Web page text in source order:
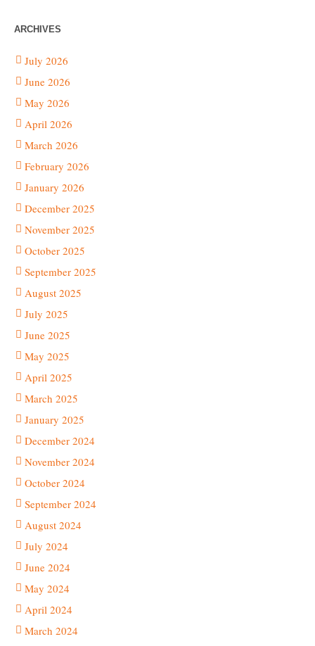
ARCHIVES
July 2026
June 2026
May 2026
April 2026
March 2026
February 2026
January 2026
December 2025
November 2025
October 2025
September 2025
August 2025
July 2025
June 2025
May 2025
April 2025
March 2025
January 2025
December 2024
November 2024
October 2024
September 2024
August 2024
July 2024
June 2024
May 2024
April 2024
March 2024